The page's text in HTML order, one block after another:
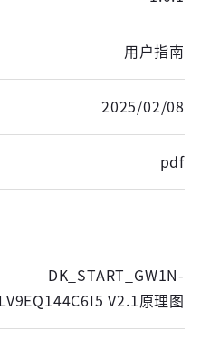
用户指南
2025/02/08
pdf
DK_START_GW1N-
LV9EQ144C6I5 V2.1原理图